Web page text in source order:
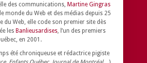
des communications, Martine Gingras
monde du Web et des médias depuis 25
du Web, elle code son premier site dès
les Banlieusardises , l’un des premiers
en 2001.
été chroniqueuse et rédactrice pigiste